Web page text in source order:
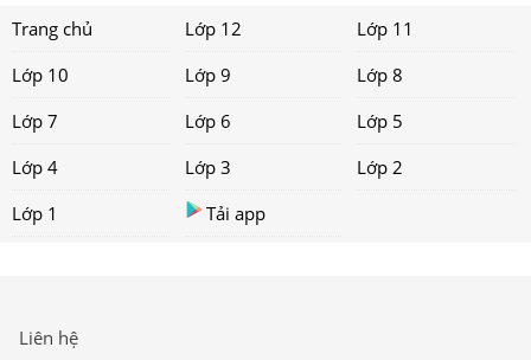
Trang chủ Lớp 12
Lớp 11
Lớp 10
Lớp 9
Lớp 8
Lớp 7
Lớp 6
Lớp 5
Lớp 4
Lớp 3
Lớp 2
Lớp 1
Tải app
Liên hệ